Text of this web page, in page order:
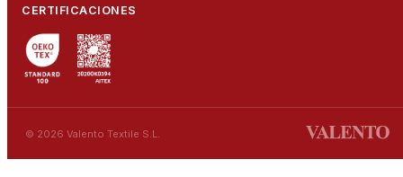
CERTIFICACIONES
© 2026 Valento Textile S.L.